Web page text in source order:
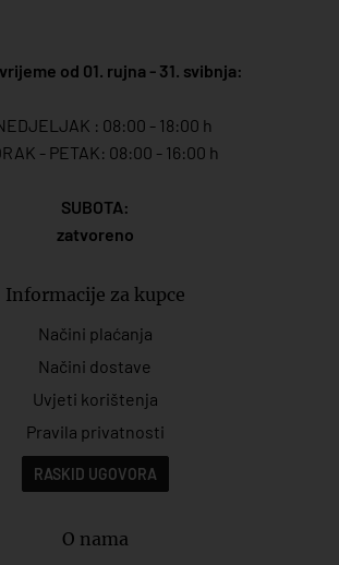
od 01. rujna - 31. svibnja:
: 08:00 - 18:00 h
- PETAK: 08:00 - 16:00 h
SUBOTA:
zatvoreno
Informacije za kupce
Načini plaćanja
Načini dostave
Uvjeti korištenja
Pravila privatnosti
RASKID UGOVORA
O nama